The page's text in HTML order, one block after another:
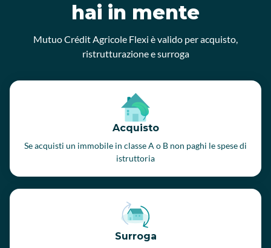
hai in mente
Mutuo Crédit Agricole Flexi è valido per acquisto,
ristrutturazione e surroga
Acquisto
Se acquisti un immobile in classe A o B non paghi le spese di
istruttoria
Surroga